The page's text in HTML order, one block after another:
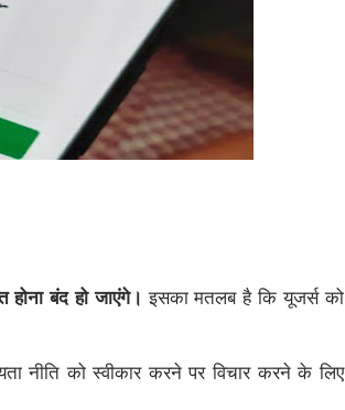
बंद हो जाएंगे। इसका मतलब है कि यूजर्स को
नीति को स्वीकार करने पर विचार करने के लिए